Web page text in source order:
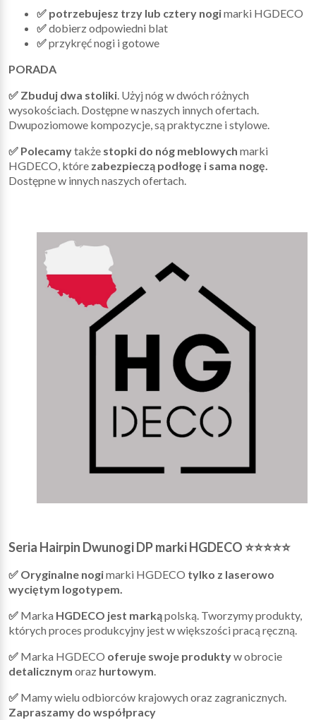
✅ potrzebujesz trzy lub cztery nogimarki HGDECO
✅dobierz odpowiedni blat
✅przykręć nogi i gotowe
PORADA
✅ Zbuduj dwa stoliki. Użyj nóg w dwóch różnych
wysokościach. Dostępne w naszych innych ofertach.
Dwupoziomowe kompozycje, są praktyczne i stylowe.
✅ Polecamytakże stopki do nóg meblowych marki
HGDECO, które zabezpieczą podłogę i sama nogę.
Dostępne w innych naszych ofertach.
Seria Hairpin Dwunogi DP marki HGDECO ⭐⭐⭐⭐⭐
✅ Oryginalne nogimarki HGDECO tylko z laserowo
wyciętym logotypem.
✅ Marka HGDECO jest markąpolską. Tworzymy produkty,
których proces produkcyjny jest w większości pracą ręczną.
✅ Marka HGDECO oferuje swoje produktyw obrocie
detalicznym oraz hurtowym.
✅ Mamy wielu odbiorców krajowych oraz zagranicznych.
Zapraszamy do współpracy